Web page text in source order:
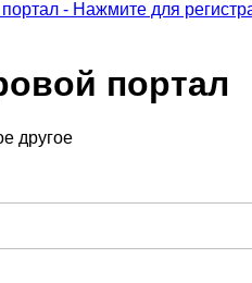
- Нажмите для
портал
другое